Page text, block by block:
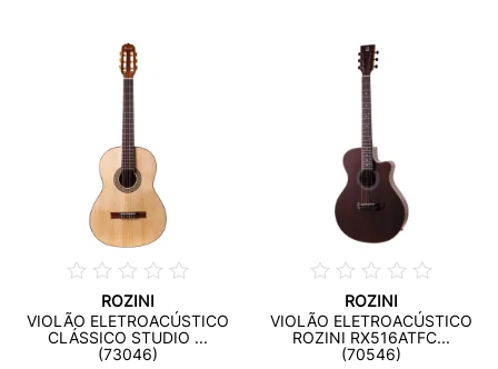
ROZINI
VIOLÃO ELETROACÚSTICO
CLÁSSICO STUDIO ...
(73046)
ROZINI
VIOLÃO ELETROACÚSTICO
ROZINI RX516ATFC...
(70546)